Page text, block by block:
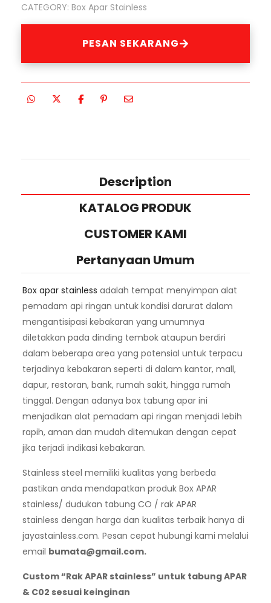
CATEGORY: Box Apar Stainless
PESAN SEKARANG
Description
KATALOG PRODUK
CUSTOMER KAMI
Pertanyaan Umum
Box apar stainless adalah tempat menyimpan alat
pemadam api ringan untuk kondisi darurat dalam
mengantisipasi kebakaran yang umumnya
diletakkan pada dinding tembok ataupun berdiri
dalam beberapa area yang potensial untuk terpacu
terjadinya kebakaran seperti di dalam kantor, mall,
dapur, restoran, bank, rumah sakit, hingga rumah
tinggal. Dengan adanya box tabung apar ini
menjadikan alat pemadam api ringan menjadi lebih
rapih, aman dan mudah ditemukan dengan cepat
jika terjadi indikasi kebakaran.
Stainless steel memiliki kualitas yang berbeda
pastikan anda mendapatkan produk Box APAR
stainless/ dudukan tabung CO / rak APAR
stainless dengan harga dan kualitas terbaik hanya di
jayastainless.com. Pesan cepat hubungi kami melalui
email bumata@gmail.com.
Custom “Rak APAR stainless” untuk tabung APAR
& C02 sesuai keinginan